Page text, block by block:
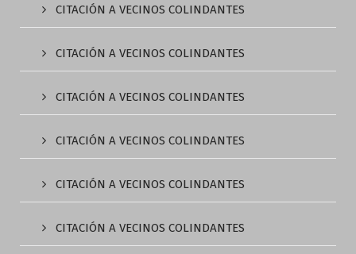
CITACIÓN A VECINOS COLINDANTES
CITACIÓN A VECINOS COLINDANTES
CITACIÓN A VECINOS COLINDANTES
CITACIÓN A VECINOS COLINDANTES
CITACIÓN A VECINOS COLINDANTES
CITACIÓN A VECINOS COLINDANTES